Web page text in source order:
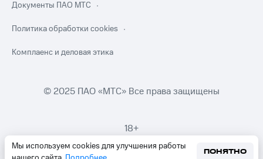
Мы используем cookies для улучшения работы
ПОНЯТНО
Документы ПАО МТС
Политика обработки cookies
Комплаенс и деловая этика
© 2025 ПАО «МТС» Все права защищены
18+